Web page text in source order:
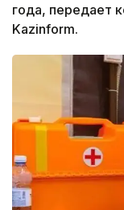
года, передает
Kazinform.